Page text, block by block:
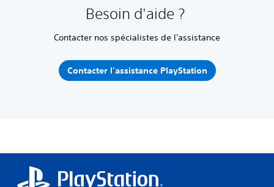
Besoin d'aide ?
Contacter nos spécialistes de l'assistance
Contacter l'assistance PlayStation